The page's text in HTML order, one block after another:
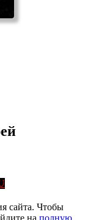
сайта. Чтобы